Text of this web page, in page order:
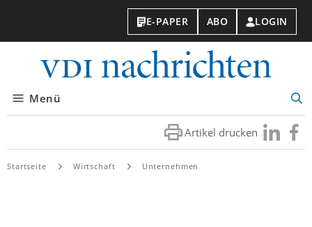
E-PAPER ABO LOGIN
Menü
Artikel drucken Besuchen
Sie
Sie
Startseite Wirtschaft Unternehmen